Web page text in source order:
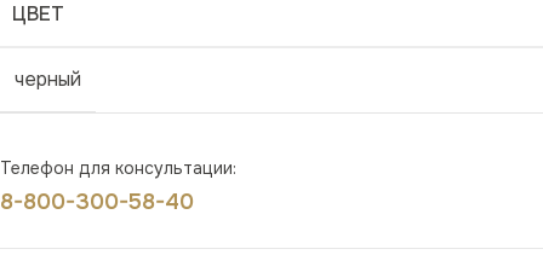
ЦВЕТ
черный
Телефон для консультации:
8-800-300-58-40